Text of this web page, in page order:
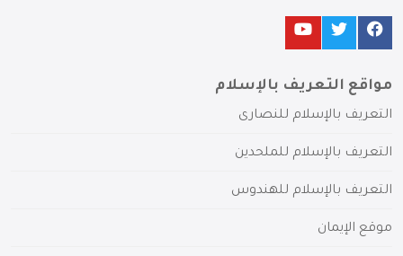
مواقع التعريف بالإسلام
التعريف بالإسلام للنصارى
التعريف بالإسلام للملحدين
التعريف بالإسلام للهندوس
موقع الإيمان